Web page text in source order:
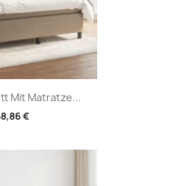
Mit Matratze...
€